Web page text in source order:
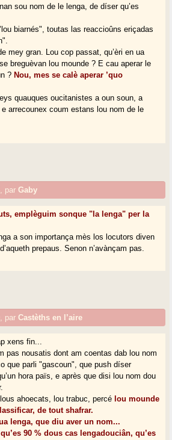
sou nom de le lenga, de díser qu’es
biarnés", toutas las reaccioûns eriçadas
mey gran. Lou cop passat, qu’èri en ua
breguèvan lou mounde ? E cau aperar le
? Nou, mes se calè aperar ’quo
quauques oucitanistes a oun soun, a
arrecounex coum estans lou nom de le
parGaby
emplèguim sonque "la lenga" per la
a son importança mès los locutors diven
prepaus. Senon n’avànçam pas.
parCastèths en l’aire
xens fin...
pas nousatis dont am coentas dab lou nom
que parli "gascoun", que push díser
hora païs, e après que disi lou nom dou
ahoecats, lou trabuc, percé lou mounde
de tout shafrar.
lenga, que diu aver un nom...
90 % dous cas lengadouciân, qu’es